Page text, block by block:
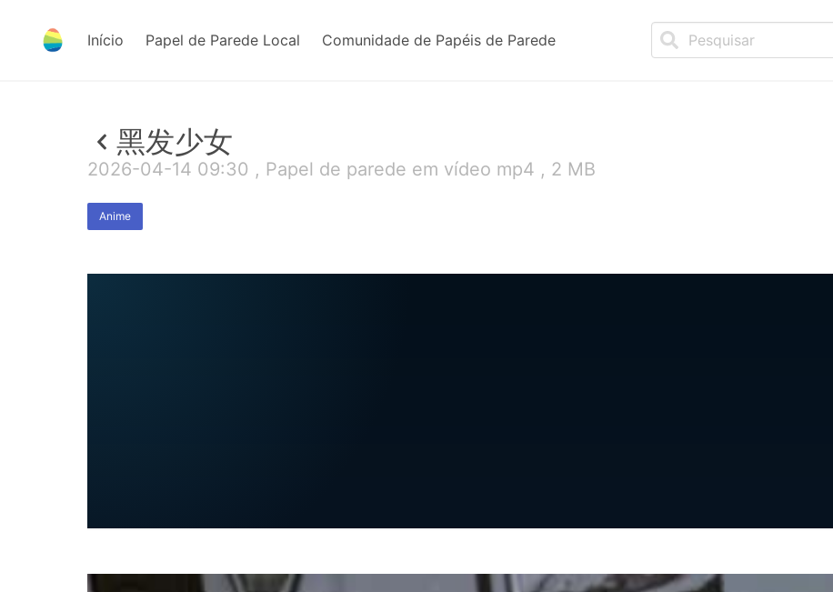
Início Papel de Parede Local Comunidade de Papéis de Parede
黑发少女
2026-04-14 09:30 , Papel de parede em vídeo mp4 , 2 MB
Anime